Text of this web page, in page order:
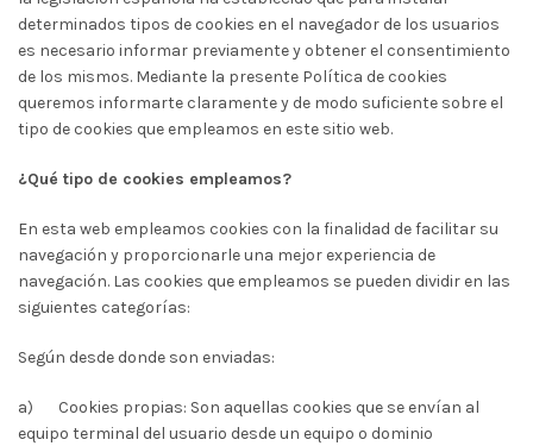
determinados tipos de cookies en el navegador de los usuarios
es necesario informar previamente y obtener el consentimiento
de los mismos. Mediante la presente Política de cookies
queremos informarte claramente y de modo suficiente sobre el
tipo de cookies que empleamos en este sitio web.
¿Qué tipo de cookies empleamos?
En esta web empleamos cookies con la finalidad de facilitar su
navegación y proporcionarle una mejor experiencia de
navegación. Las cookies que empleamos se pueden dividir en las
siguientes categorías:
Según desde donde son enviadas:
a)
Cookies propias: Son aquellas cookies que se envían al
equipo terminal del usuario desde un equipo o dominio